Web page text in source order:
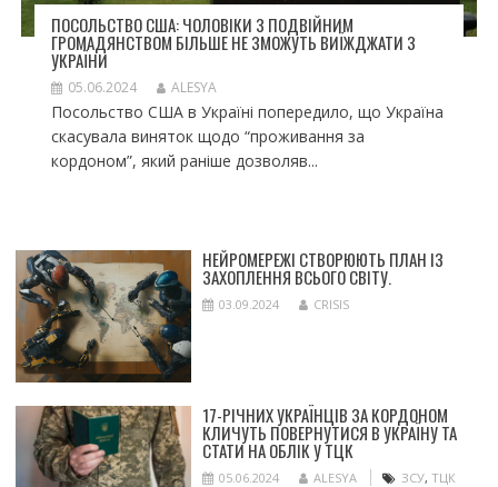
ПОСОЛЬСТВО США: ЧОЛОВІКИ З ПОДВІЙНИМ
ГРОМАДЯНСТВОМ БІЛЬШЕ НЕ ЗМОЖУТЬ ВИЇЖДЖАТИ З
УКРАЇНИ
05.06.2024 ALESYA
Посольство США в Україні попередило, що Україна
скасувала виняток щодо “проживання за
кордоном”, який раніше дозволяв...
НЕЙРОМЕРЕЖІ СТВОРЮЮТЬ ПЛАН ІЗ
ЗАХОПЛЕННЯ ВСЬОГО СВІТУ.
03.09.2024 CRISIS
17-РІЧНИХ УКРАЇНЦІВ ЗА КОРДОНОМ
КЛИЧУТЬ ПОВЕРНУТИСЯ В УКРАЇНУ ТА
СТАТИ НА ОБЛІК У ТЦК
05.06.2024 ALESYA ЗСУ, ТЦК